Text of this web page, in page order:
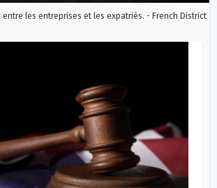
entre les entreprises et les expatriés. - French District